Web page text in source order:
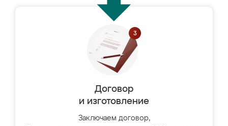
Договор
и изготовление
Заключаем договор,